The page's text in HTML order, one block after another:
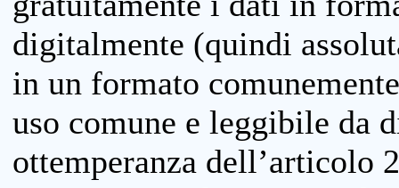
digitalmente (quindi
in un formato
uso comune e leggibile da
ottemperanza dell’articolo